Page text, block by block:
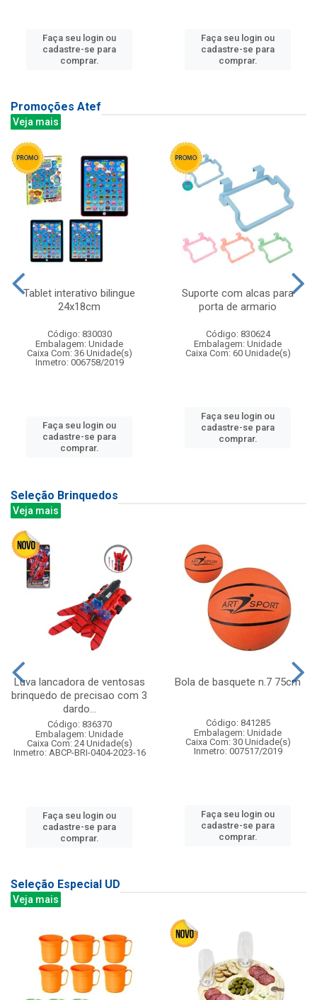
Faça seu login ou
cadastre-se para
comprar.
Faça seu login ou
cadastre-se para
comprar.
Promoções Atef
Veja mais
Tablet interativo bilingue
24x18cm
Código: 830030
Embalagem: Unidade
Caixa Com: 36 Unidade(s)
Inmetro: 006758/2019
Faça seu login ou
cadastre-se para
comprar.
Suporte com alcas para
porta de armario
Código: 830624
Embalagem: Unidade
Caixa Com: 60 Unidade(s)
Faça seu login ou
cadastre-se para
comprar.
Seleção Brinquedos
Veja mais
Luva lancadora de ventosas
brinquedo de precisao com 3
dardo...
Código: 836370
Embalagem: Unidade
Caixa Com: 24 Unidade(s)
Inmetro: ABCP-BRI-0404-2023-16
Faça seu login ou
cadastre-se para
comprar.
Bola de basquete n.7 75cm
Código: 841285
Embalagem: Unidade
Caixa Com: 30 Unidade(s)
Inmetro: 007517/2019
Faça seu login ou
cadastre-se para
comprar.
Seleção Especial UD
Veja mais